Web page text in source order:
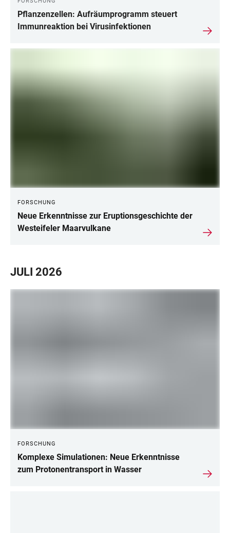
Pflanzenzellen: Aufräumprogramm steuert
Immunreaktion bei Virusinfektionen
FORSCHUNG
Neue Erkenntnisse zur Eruptionsgeschichte der
Westeifeler Maarvulkane
JULI 2026
FORSCHUNG
Komplexe Simulationen: Neue Erkenntnisse
zum Protonentransport in Wasser